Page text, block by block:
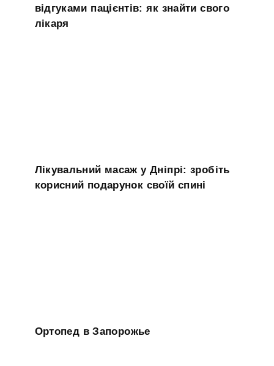
відгуками пацієнтів: як знайти свого
лікаря
Лікувальний масаж у Дніпрі: зробіть
корисний подарунок своїй спині
Ортопед в Запорожье